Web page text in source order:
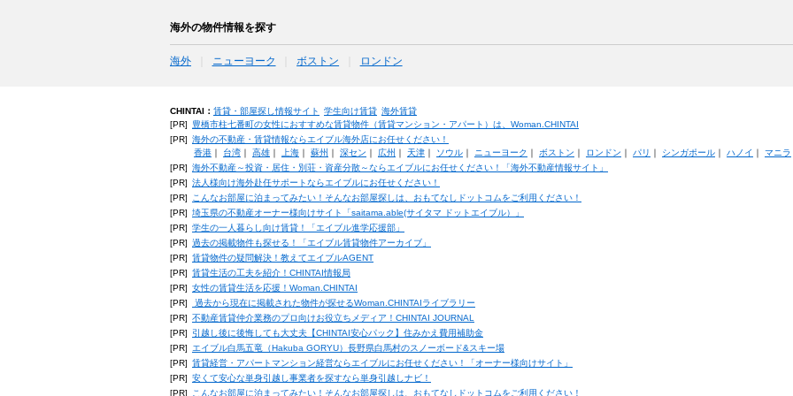
海外の物件情報を探す
海外 ニューヨーク ボストン ロンドン
CHINTAI： 賃貸・部屋探し情報サイト 学生向け賃貸 海外賃貸
[PR]
豊橋市柱七番町の女性におすすめな賃貸物件（賃貸マンション・アパート）は、Woman.CHINTAI
[PR] 海外の不動産・賃貸情報ならエイブル海外店にお任せください！
香港｜ 台湾｜ 高雄｜ 上海｜ 蘇州 ｜ 深セン ｜ 広州 ｜ 天津｜ ソウル｜ ニューヨーク ｜ ボストン ｜ ロンドン ｜ パリ ｜ シンガポール｜ ハノイ ｜ マニラ
[PR] 海外不動産～投資・居住・別荘・資産分散～ならエイブルにお任せください！「海外不動産情報サイト」
[PR] 法人様向け海外赴任サポートならエイブルにお任せください！
[PR]
こんなお部屋に泊まってみたい！そんなお部屋探しは、おもてなしドットコムをご利用ください！
[PR] 埼玉県の不動産オーナー様向けサイト「saitama.able(サイタマ ドットエイブル）」
[PR] 学生の一人暮らし向け賃貸！「エイブル進学応援部」
[PR] 過去の掲載物件も探せる！「エイブル賃貸物件アーカイブ」
[PR] 賃貸物件の疑問解決！教えてエイブルAGENT
[PR] 賃貸生活の工夫を紹介！CHINTAI情報局
[PR] 女性の賃貸生活を応援！Woman.CHINTAI
[PR]
過去から現在に掲載された物件が探せるWoman.CHINTAIライブラリー
[PR] 不動産賃貸仲介業務のプロ向けお役立ちメディア！CHINTAI JOURNAL
[PR]
引越し後に後悔しても大丈夫【CHINTAI安心パック】住みかえ費用補助金
[PR]
エイブル白馬五竜（Hakuba GORYU）長野県白馬村のスノーボード&スキー場
[PR] 賃貸経営・アパートマンション経営ならエイブルにお任せください！「オーナー様向けサイト」
[PR] 安くて安心な単身引越し事業者を探すなら単身引越しナビ！
[PR]
こんなお部屋に泊まってみたい！そんなお部屋探しは、おもてなしドットコムをご利用ください！